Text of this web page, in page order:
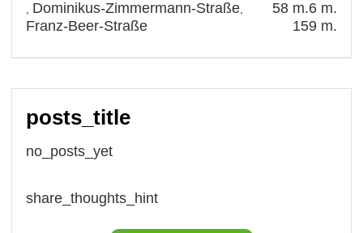
6 m.
Dominikus-Zimmermann-Straße 58 m.
Franz-Beer-Straße 159 m.
posts_title
no_posts_yet
share_thoughts_hint